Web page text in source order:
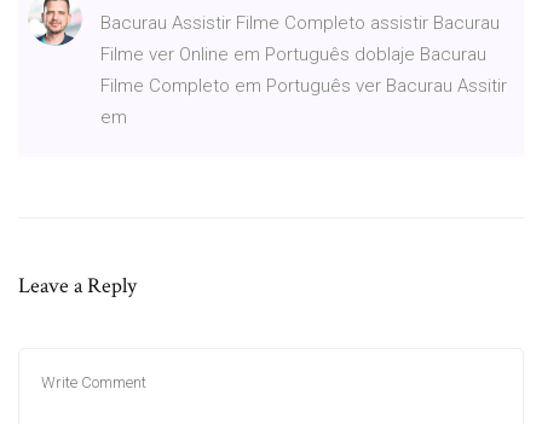
Bacurau Assistir Filme Completo assistir Bacurau
Filme ver Online em Português doblaje Bacurau
Filme Completo em Português ver Bacurau Assitir
em
Leave a Reply